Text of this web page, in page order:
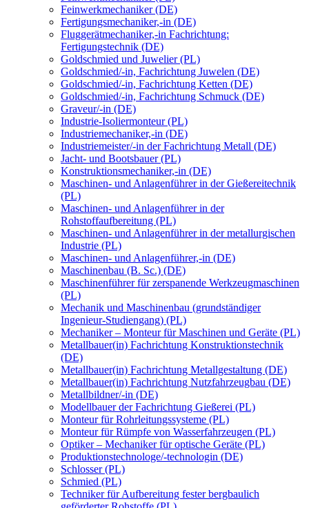
Feinwerkmechaniker (DE)
Fertigungsmechaniker,-in (DE)
Fluggerätmechaniker,-in Fachrichtung:
Fertigungstechnik (DE)
Goldschmied und Juwelier (PL)
Goldschmied/-in, Fachrichtung Juwelen (DE)
Goldschmied/-in, Fachrichtung Ketten (DE)
Goldschmied/-in, Fachrichtung Schmuck (DE)
Graveur/-in (DE)
Industrie-Isoliermonteur (PL)
Industriemechaniker,-in (DE)
Industriemeister/-in der Fachrichtung Metall (DE)
Jacht- und Bootsbauer (PL)
Konstruktionsmechaniker,-in (DE)
Maschinen- und Anlagenführer in der Gießereitechnik
(PL)
Maschinen- und Anlagenführer in der
Rohstoffaufbereitung (PL)
Maschinen- und Anlagenführer in der metallurgischen
Industrie (PL)
Maschinen- und Anlagenführer,-in (DE)
Maschinenbau (B. Sc.) (DE)
Maschinenführer für zerspanende Werkzeugmaschinen
(PL)
Mechanik und Maschinenbau (grundständiger
Ingenieur-Studiengang) (PL)
Mechaniker – Monteur für Maschinen und Geräte (PL)
Metallbauer(in) Fachrichtung Konstruktionstechnik
(DE)
Metallbauer(in) Fachrichtung Metallgestaltung (DE)
Metallbauer(in) Fachrichtung Nutzfahrzeugbau (DE)
Metallbildner/-in (DE)
Modellbauer der Fachrichtung Gießerei (PL)
Monteur für Rohrleitungssysteme (PL)
Monteur für Rümpfe von Wasserfahrzeugen (PL)
Optiker – Mechaniker für optische Geräte (PL)
Produktionstechnologe/-technologin (DE)
Schlosser (PL)
Schmied (PL)
Techniker für Aufbereitung fester bergbaulich